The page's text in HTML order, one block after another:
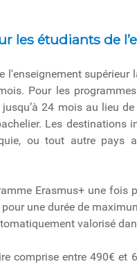
les étudiants de
Pour les
24 mois au lieu
Les destinations
ou tout autre
Erasmus+ une fois
une durée de
valorisé
comprise entre 490€